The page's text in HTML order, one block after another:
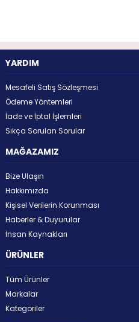
YARDIM
Mesafeli Satış Sözleşmesi
Ödeme Yöntemleri
İade ve İptal İşlemleri
Sıkça Sorulan Sorular
MAĞAZAMIZ
Bize Ulaşın
Hakkımızda
Kişisel Verilerin Korunması
Haberler & Duyurular
İnsan Kaynakları
ÜRÜNLER
Tüm Ürünler
Markalar
Kategoriler